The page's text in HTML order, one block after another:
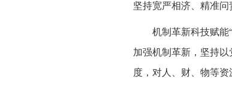
坚持宽严相济、精准问
机制革新科技赋能
加强机制革新，坚持
度，对人、财、物等